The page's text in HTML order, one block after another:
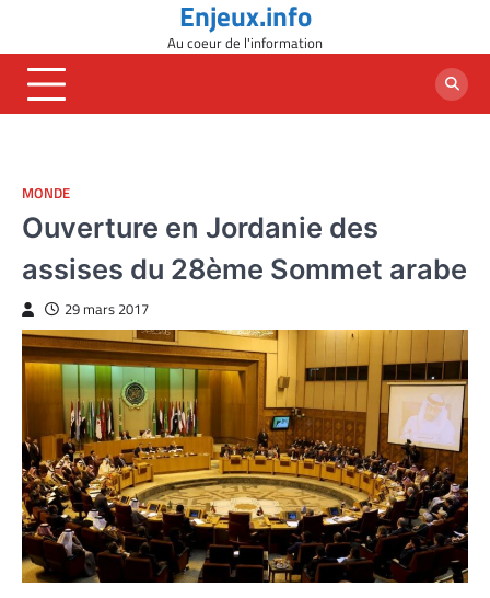
content
Enjeux.info
Au coeur de l'information
MONDE
Ouverture en Jordanie des
assises du 28ème Sommet arabe
29 mars 2017